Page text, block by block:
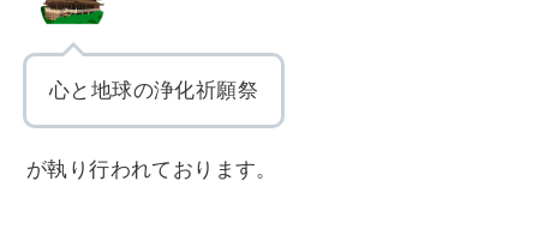
心と地球の浄化祈願祭
が執り行われております。